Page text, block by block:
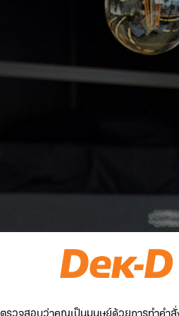
ตรวจสอบว่าคุณเป็นมนุษย์ด้วยการทำคำสั่